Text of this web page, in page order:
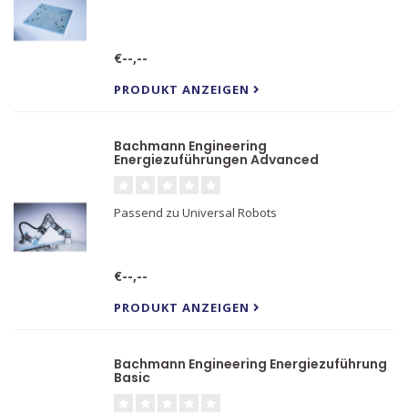
€--,--
PRODUKT ANZEIGEN
Bachmann Engineering
Energiezuführungen Advanced
Passend zu Universal Robots
€--,--
PRODUKT ANZEIGEN
Bachmann Engineering Energiezuführung
Basic